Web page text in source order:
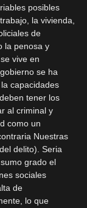
posibles
la vivienda,
de
la penosa y
vive en
se ha
capacidades
tener los
al criminal y
como un
Nuestras
delito). Seria
grado el
sociales
de
lo que